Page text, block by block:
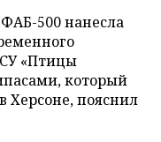
500 нанесла
«Птицы
который
Херсоне, пояснил